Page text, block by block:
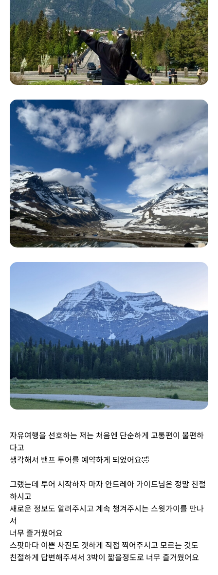
자유여행을 선호하는 저는 처음엔 단순하게 교통편이 불편하
다고
생각해서 밴프 투어를 예약하게 되었어요🤣
그랬는데 투어 시작하자 마자 안드레아 가이드님은 정말 친절
하시고
새로운 정보도 알려주시고 계속 챙겨주시는 스윗가이를 만나
서
너무 즐거웠어요
스팟마다 이쁜 사진도 겟하게 직접 찍어주시고 모르는 것도
친절하게 답변해주셔서 3박이 짧을정도로 너무 즐거웠어요